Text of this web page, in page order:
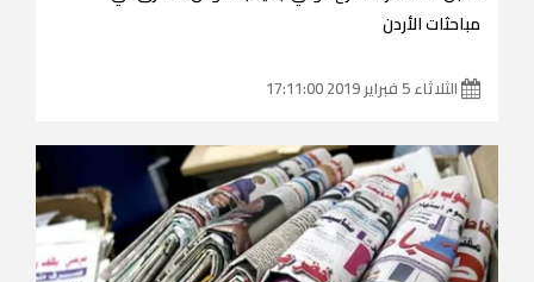
مباحثات الأردن
الثلاثاء 5 فبراير 2019 17:11:00